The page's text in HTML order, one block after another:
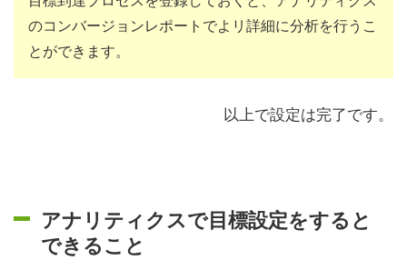
のコンバージョンレポートでよリ詳細に分析を行うこ
とができます。
以上で設定は完了です。
アナリティクスで目標設定をすると
できること